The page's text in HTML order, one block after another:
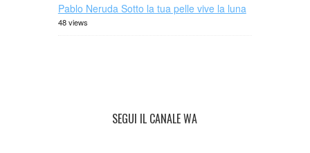
Pablo Neruda Sotto la tua pelle vive la luna
48 views
SEGUI IL CANALE WA